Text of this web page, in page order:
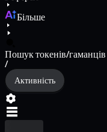
Більше
Пошук токенів/гаманців
/
Активність